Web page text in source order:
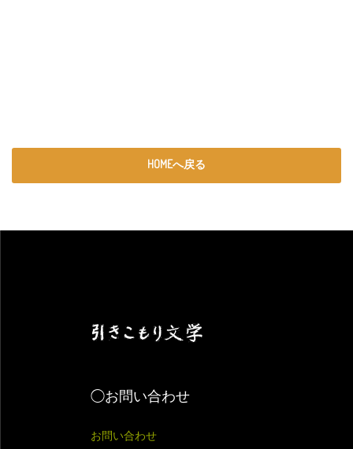
HOMEへ戻る
◯お問い合わせ
お問い合わせ